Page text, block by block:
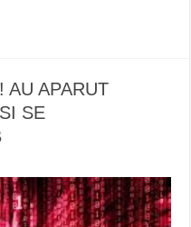
AU APARUT
SE